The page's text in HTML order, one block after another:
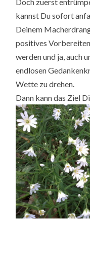
kannst Du sofort
Deinem
positives
werden und ja, auch
endlosen
Wette zu drehen.
Dann kann das Ziel